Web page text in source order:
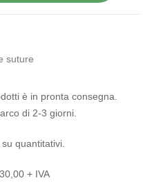
suture
è in pronta consegna.
di 2-3 giorni.
quantitativi.
+ IVA